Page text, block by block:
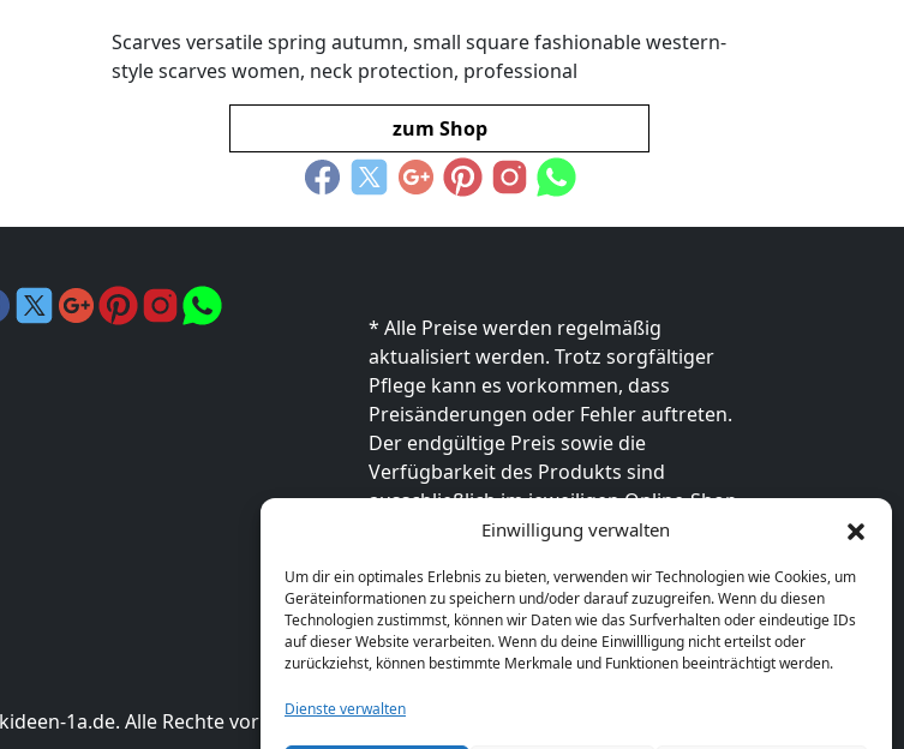
Einwilligung verwalten
Um dir ein optimales Erlebnis zu bieten, verwenden wir Technologien wie Cookies, um
Geräteinformationen zu speichern und/oder darauf zuzugreifen. Wenn du diesen
Technologien zustimmst, können wir Daten wie das Surfverhalten oder eindeutige IDs
auf dieser Website verarbeiten. Wenn du deine Einwillligung nicht erteilst oder
zurückziehst, können bestimmte Merkmale und Funktionen beeinträchtigt werden.
Dienste verwalten
Scarves versatile spring autumn, small square fashionable western-
style scarves women, neck protection, professional
zum Shop
* Alle Preise werden regelmäßig
aktualisiert werden. Trotz sorgfältiger
Pflege kann es vorkommen, dass
Preisänderungen oder Fehler auftreten.
Der endgültige Preis sowie die
Verfügbarkeit des Produkts sind
ausschließlich im jeweiligen Online-Shop
des Anbieters verbindlich. Bitte
beim Händler.
1a.de. Alle Rechte vorbehalten.